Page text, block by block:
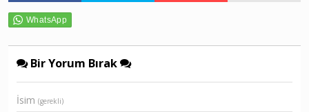
Bir Yorum Bırak
İsim (gerekli)